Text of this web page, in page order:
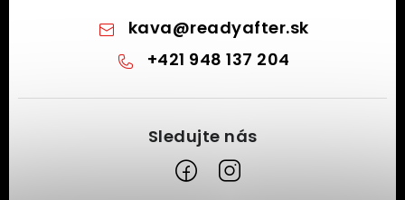
kava@readyafter.sk
+421 948 137 204